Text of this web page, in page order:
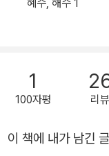
험을 문2 우주정거장
렇게 해서 태어난 아
가 임신 사실을 모르고 탑승한 결과였
느 날, 드디어 레오는
기의 공명이 만드는
혜수, 해수 1
1
100자평 리뷰
이 책에 내가 남긴 글